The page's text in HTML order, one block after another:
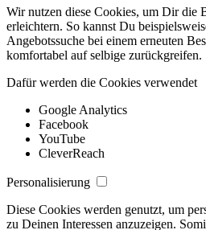
Wir nutzen diese Cookies, um Dir die
erleichtern. So kannst Du
Angebotssuche bei einem erneuten
komfortabel auf selbige zurückgreifen.
Dafür werden die Cookies verwendet
Google Analytics
Facebook
YouTube
CleverReach
Personalisierung
Diese Cookies werden genutzt, um
zu Deinen Interessen anzuzeigen.